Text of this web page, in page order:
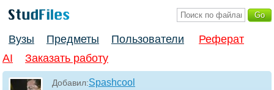
Вузы Предметы Пользователи
Реферат
AI
Заказать работу
Добавил:Spashcool